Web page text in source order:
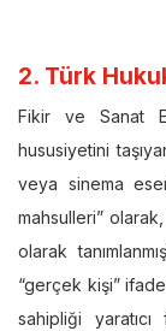
2. Türk
Fikir ve Sanat
hususiyetini
veya sinema
mahsulleri”
olarak
“gerçek kişi”
sahipliği